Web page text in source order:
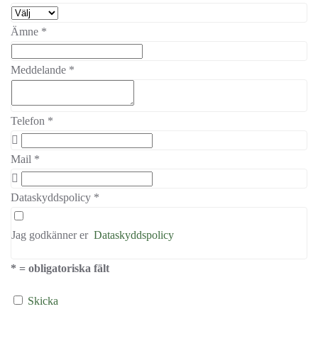
Ämne *
Meddelande *
Telefon *
Mail *
Dataskyddspolicy *
Jag godkänner er Dataskyddspolicy
* = obligatoriska fält
Skicka